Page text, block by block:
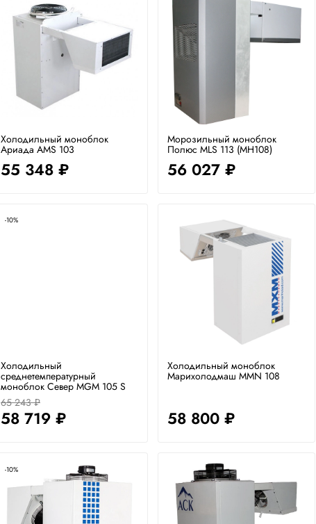
Холодильный моноблок
Ариада AMS 103
55 348 ₽
Морозильный моноблок
Полюс MLS 113 (MH108)
56 027 ₽
-10%
Холодильный
среднетемпературный
моноблок Север MGM 105 S
65 243 ₽
58 719 ₽
Холодильный моноблок
Марихолодмаш MMN 108
58 800 ₽
-10%